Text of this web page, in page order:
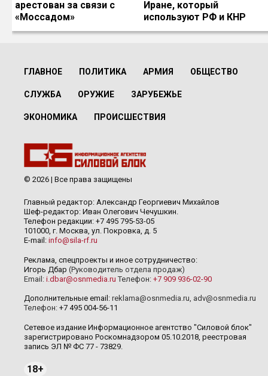
арестован за связи с
«Моссадом»
Иране, который
используют РФ и КНР
ГЛАВНОЕ ПОЛИТИКА АРМИЯ ОБЩЕСТВО
СЛУЖБА ОРУЖИЕ ЗАРУБЕЖЬЕ
ЭКОНОМИКА ПРОИСШЕСТВИЯ
© 2026 | Все права защищены
Главный редактор: Александр Георгиевич Михайлов
Шеф-редактор: Иван Олегович Чечушкин.
Телефон редакции: +7 495 795-53-05
101000, г. Москва, ул. Покровка, д. 5
E-mail: info@sila-rf.ru
Реклама, спецпроекты и иное сотрудничество:
Игорь Дбар (Руководитель отдела продаж)
Email: i.dbar@osnmedia.ru Телефон: +7 909 936-02-90
Дополнительные email: reklama@osnmedia.ru, adv@osnmedia.ru
Телефон: +7 495 004-56-11
Сетевое издание Информационное агентство "Силовой блок"
зарегистрировано Роскомнадзором 05.10.2018, реестровая
запись ЭЛ № ФС 77 - 73829.
18+